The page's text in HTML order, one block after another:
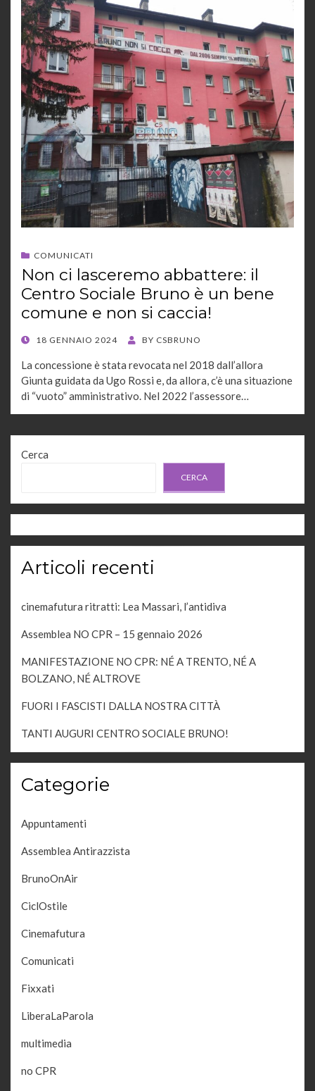
COMUNICATI
Non ci lasceremo abbattere: il
Centro Sociale Bruno è un bene
comune e non si caccia!
POSTED18 GENNAIO 2024 BY CSBRUNO
La concessione è stata revocata nel 2018 dall’allora
Giunta guidata da Ugo Rossi e, da allora, c’è una situazione
di “vuoto” amministrativo. Nel 2022 l’assessore…
Cerca
CERCA
Articoli recenti
cinemafutura ritratti: Lea Massari, l’antidiva
Assemblea NO CPR – 15 gennaio 2026
MANIFESTAZIONE NO CPR: NÉ A TRENTO, NÉ A
BOLZANO, NÉ ALTROVE
FUORI I FASCISTI DALLA NOSTRA CITTÀ
TANTI AUGURI CENTRO SOCIALE BRUNO!
Categorie
Appuntamenti
Assemblea Antirazzista
BrunoOnAir
CiclOstile
Cinemafutura
Comunicati
Fixxati
LiberaLaParola
multimedia
no CPR